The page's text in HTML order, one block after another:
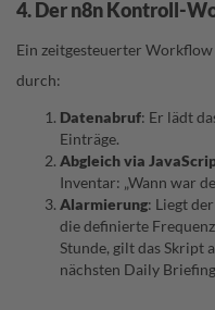
4. Der n8n Kontroll-
Ein zeitgesteuerter
durch:
Datenabruf: Er lädt
Einträge.
Abgleich via
Inventar: „Wann war
Alarmierung: Liegt
die definierte
Stunde, gilt das Skript
nächsten Daily